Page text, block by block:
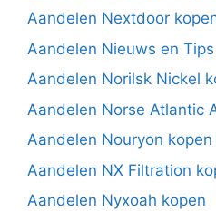
Aandelen Nextdoor
Aandelen Nieuws en Tips
Aandelen Norilsk Nickel
Aandelen Norse Atlantic
Aandelen Nouryon kopen
Aandelen NX Filtration
Aandelen Nyxoah kopen